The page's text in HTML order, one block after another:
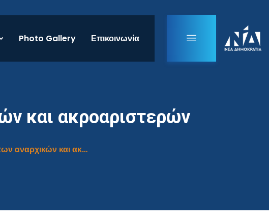
Photo Gallery Επικοινωνία
και ακροαριστερών
Η Δημόσια Τάξη στο έλεος των αναρχικών και ακροαριστερών